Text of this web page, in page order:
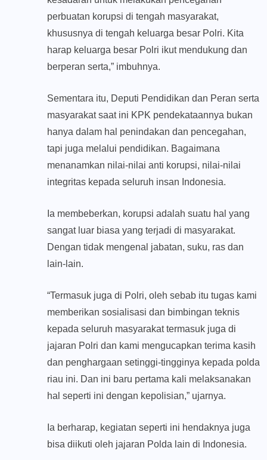
perbuatan korupsi di tengah masyarakat,
khususnya di tengah keluarga besar Polri. Kita
harap keluarga besar Polri ikut mendukung dan
berperan serta,” imbuhnya.
Sementara itu, Deputi Pendidikan dan Peran serta
masyarakat saat ini KPK pendekataannya bukan
hanya dalam hal penindakan dan pencegahan,
tapi juga melalui pendidikan. Bagaimana
menanamkan nilai-nilai anti korupsi, nilai-nilai
integritas kepada seluruh insan Indonesia.
Ia membeberkan, korupsi adalah suatu hal yang
sangat luar biasa yang terjadi di masyarakat.
Dengan tidak mengenal jabatan, suku, ras dan
lain-lain.
“Termasuk juga di Polri, oleh sebab itu tugas kami
memberikan sosialisasi dan bimbingan teknis
kepada seluruh masyarakat termasuk juga di
jajaran Polri dan kami mengucapkan terima kasih
dan penghargaan setinggi-tingginya kepada polda
riau ini. Dan ini baru pertama kali melaksanakan
hal seperti ini dengan kepolisian,” ujarnya.
Ia berharap, kegiatan seperti ini hendaknya juga
bisa diikuti oleh jajaran Polda lain di Indonesia.